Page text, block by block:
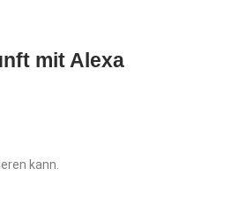
mit Alexa
kann.